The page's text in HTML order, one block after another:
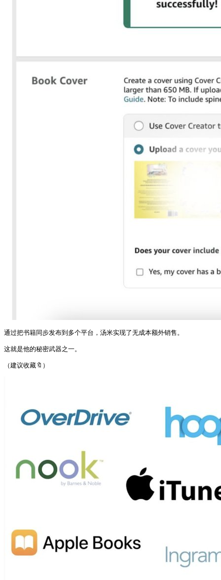
通过把书籍同步发布到多个平台，汤米实现了无成本额外销售。
这就是他的秘密武器之一。
（建议收藏🔖）